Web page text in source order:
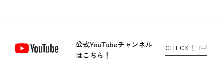
公式YouTubeチャンネル
はこちら！
CHECK！